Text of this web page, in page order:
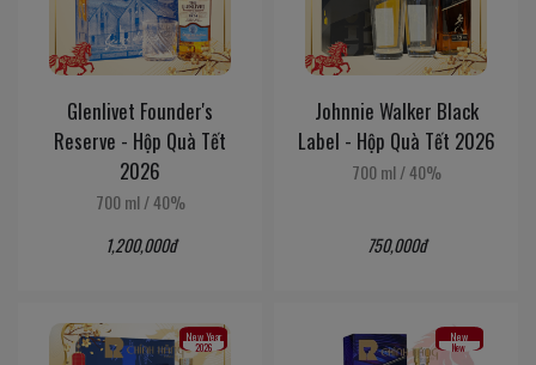
Glenlivet Founder's
Reserve - Hộp Quà Tết
2026
700 ml /40%
1,200,000đ
Johnnie Walker Black
Label - Hộp Quà Tết 2026
700 ml /40%
750,000đ
New Year
2026
New
New